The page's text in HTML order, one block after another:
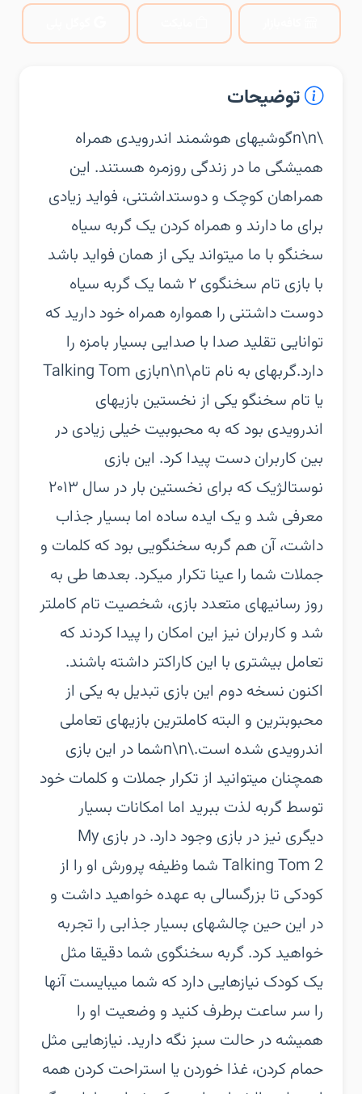
توضیحات
\n\nگوشیهای هوشمند اندرویدی همراه
همیشگی ما در زندگی روزمره هستند. این
همراهان کوچک و دوستداشتنی، فواید زیادی
برای ما دارند و همراه کردن یک گربه سیاه
سخنگو با ما میتواند یکی از همان فواید باشد
با بازی تام سخنگوی ۲ شما یک گربه سیاه
دوست داشتنی را همواره همراه خود دارید که
توانایی تقلید صدا با صدایی بسیار بامزه را
دارد.گربهای به نام تام\n\nبازی Talking Tom
یا تام سخنگو یکی از نخستین بازیهای
اندرویدی بود که به محبوبیت خیلی زیادی در
بین کاربران دست پیدا کرد. این بازی
نوستالژیک که برای نخستین بار در سال ۲۰۱۳
معرفی شد و یک ایده ساده اما بسیار جذاب
داشت، آن هم گربه سخنگویی بود که کلمات و
جملات شما را عینا تکرار میکرد. بعدها طی به
روز رسانیهای متعدد بازی، شخصیت تام کاملتر
شد و کاربران نیز این امکان را پیدا کردند که
تعامل بیشتری با این کاراکتر داشته باشند.
اکنون نسخه دوم این بازی تبدیل به یکی از
محبوبترین و البته کاملترین بازیهای تعاملی
اندرویدی شده است.\n\nشما در این بازی
همچنان میتوانید از تکرار جملات و کلمات خود
توسط گربه لذت ببرید اما امکانات بسیار
دیگری نیز در بازی وجود دارد. در بازی My
Talking Tom 2 شما وظیفه پرورش او را از
کودکی تا بزرگسالی به عهده خواهید داشت و
در این حین چالشهای بسیار جذابی را تجربه
خواهید کرد. گربه سخنگوی شما دقیقا مثل
یک کودک نیازهایی دارد که شما میبایست آنها
را سر ساعت برطرف کنید و وضعیت او را
همیشه در حالت سبز نگه دارید. نیازهایی مثل
حمام کردن، غذا خوردن یا استراحت کردن همه